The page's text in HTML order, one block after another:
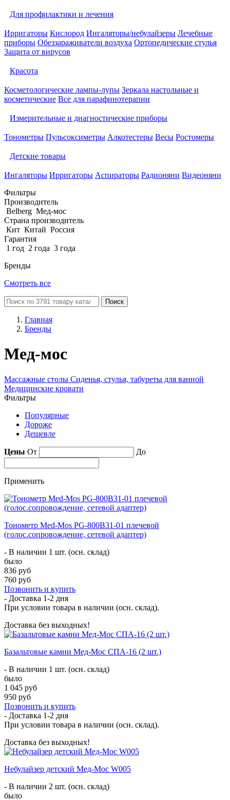
Для профилактики и лечения
Ирригаторы Кислород Ингаляторы/небулайзеры Лечебные
приборы Обеззараживатели воздуха Ортопедические стулья
Защита от вирусов
Красота
Косметологические лампы-лупы Зеркала настольные и
косметические Все для парафинотерапии
Измерительные и диагностические приборы
Тонометры Пульсоксиметры Алкотестеры Весы Ростомеры
Детские товары
Ингаляторы Ирригаторы Аспираторы Радионяни Видеоняни
Фильтры
Производитель
Belberg Мед-мос
Страна производитель
Кит Китай Россия
Гарантия
1 год 2 года 3 года
Бренды
Смотреть все
Поиск
Главная
Бренды
Мед-мос
Массажные столы Сиденья, стулья, табуреты для ванной
Медицинские кровати
Фильтры
Популярные
Дороже
Дешевле
Цены От До
Применить
Тонометр Med-Mos PG-800B31-01 плечевой
(голос.сопровождение, сетевой адаптер)
- В наличии 1 шт. (осн. склад)
было
836 руб
760 руб
Позвонить и купить
- Доставка 1-2 дня
При условии товара в наличии (осн. склад).
Доставка без выходных!
Базальтовые камни Мед-Мос СПА-16 (2 шт.)
- В наличии 1 шт. (осн. склад)
было
1 045 руб
950 руб
Позвонить и купить
- Доставка 1-2 дня
При условии товара в наличии (осн. склад).
Доставка без выходных!
Небулайзер детский Мед-Мос W005
- В наличии 2 шт. (осн. склад)
было